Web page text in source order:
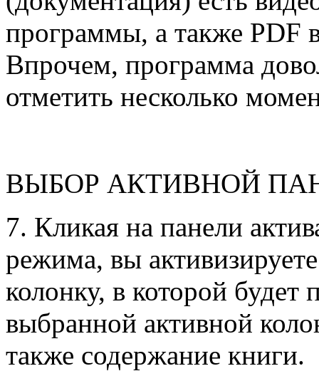
программы, а также PDF
Впрочем, программа
отметить несколько
ВЫБОР АКТИВНОЙ
7. Кликая на панели
режима, вы
колонку, в которой будет
выбранной активной
также содержание книги.